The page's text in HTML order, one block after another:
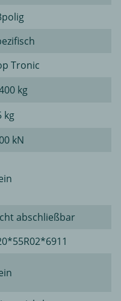
Tronic
kg
kg
kN
abschließbar